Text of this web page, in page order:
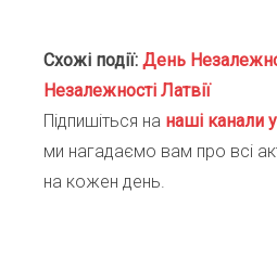
Схожі події: День
Незалежності Латвії
Підпишіться на наші канали
ми нагадаємо вам про всі
на кожен день.